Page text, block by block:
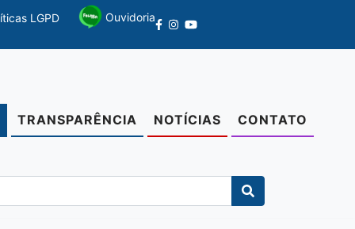
LGPD Ouvidoria
TRANSPARÊNCIA NOTÍCIAS CONTATO